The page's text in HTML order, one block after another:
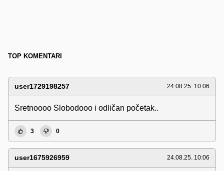
TOP KOMENTARI
user1729198257 24.08.25. 10:06
Sretnoooo Slobodooo i odličan početak..
3 0
user1675926959 24.08.25. 10:06